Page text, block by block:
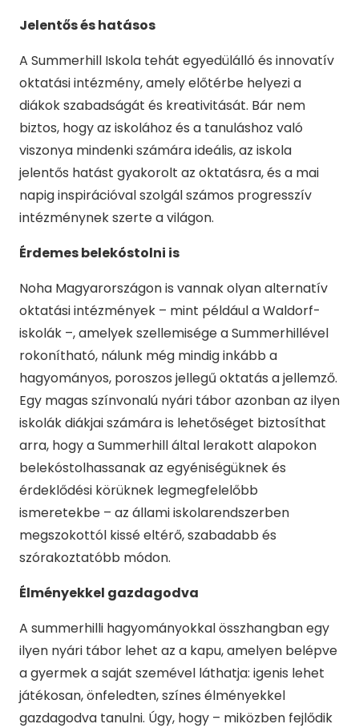
Jelentős és hatásos
A Summerhill Iskola tehát egyedülálló és innovatív
oktatási intézmény, amely előtérbe helyezi a
diákok szabadságát és kreativitását. Bár nem
biztos, hogy az iskolához és a tanuláshoz való
viszonya mindenki számára ideális, az iskola
jelentős hatást gyakorolt az oktatásra, és a mai
napig inspirációval szolgál számos progresszív
intézménynek szerte a világon.
Érdemes belekóstolni is
Noha Magyarországon is vannak olyan alternatív
oktatási intézmények – mint például a Waldorf-
iskolák –, amelyek szellemisége a Summerhillével
rokonítható, nálunk még mindig inkább a
hagyományos, poroszos jellegű oktatás a jellemző.
Egy magas színvonalú nyári tábor azonban az ilyen
iskolák diákjai számára is lehetőséget biztosíthat
arra, hogy a Summerhill által lerakott alapokon
belekóstolhassanak az egyéniségüknek és
érdeklődési körüknek legmegfelelőbb
ismeretekbe – az állami iskolarendszerben
megszokottól kissé eltérő, szabadabb és
szórakoztatóbb módon.
Élményekkel gazdagodva
A summerhilli hagyományokkal összhangban egy
ilyen nyári tábor lehet az a kapu, amelyen belépve
a gyermek a saját szemével láthatja: igenis lehet
játékosan, önfeledten, színes élményekkel
gazdagodva tanulni. Úgy, hogy – miközben fejlődik